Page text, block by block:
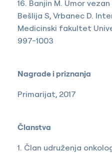
16. Banjin M. Umor
Bešlija S, Vrbanec D.
Medicinski fakultet
997-1003
Nagrade i priznanja
Primarijat, 2017
Članstva
1. Član udruženja